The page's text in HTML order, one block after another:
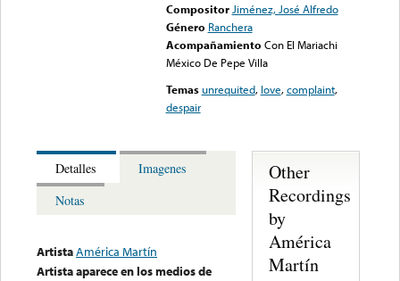
Compositor Jiménez, José Alfredo
Género Ranchera
Acompañamiento Con El Mariachi
México De Pepe Villa
Temas unrequited, love,complaint,
despair
Detalles
Imagenes
Notas
ArtistaAmérica Martín
Artista aparece en los medios de
Other
Recordings
by
América
Martín